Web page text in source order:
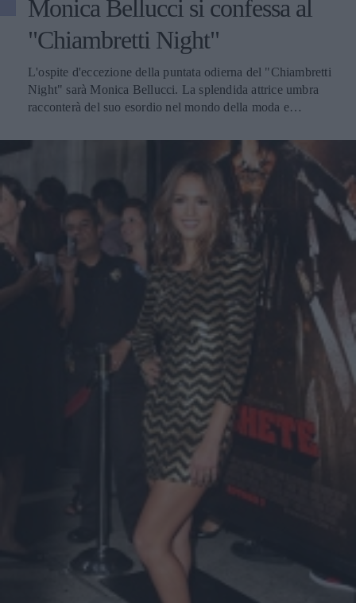
Monica Bellucci si confessa al
"Chiambretti Night"
L'ospite d'eccezione della puntata odierna del "Chiambretti
Night" sarà Monica Bellucci. La splendida attrice umbra
racconterà del suo esordio nel mondo della moda e
che ha conosciuto proprio sul set di un film, e con il quale
la Bellucci racconterà anche del suo prossimo film.
L'attrice sarà infatti nuovamente nelle sale con "Manuale
D'Amore 3", dove reciterà al fianco di Robert De Niro e
Michele Placido in uno dei tre episodi da cui è composto il
nuovo film di Giovanni Veronesi. È noto come Monica
non ami apparire in televisione: la sua presenza stasera,
perciò, pare derivare dal rapporto di amicizia con il
conduttore Chiambretti, conosciuto nel 1993 durante un
servizio fotografico. Ricordiamo che il "Chiambretti
Night", va in onda ogni giovedì e venerdì alle 23.30 su
Canale 5. A seguire, una galleria fotografica dedicata a
Monica Bellucci.